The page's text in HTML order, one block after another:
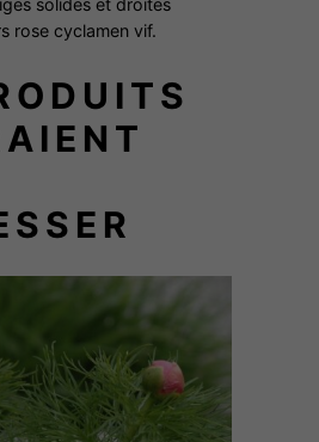
solides et droites
rose cyclamen vif.